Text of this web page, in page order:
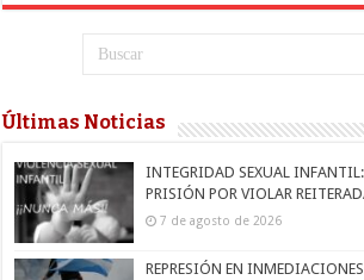
Últimas Noticias
INTEGRIDAD SEXUAL
PRISIÓN POR VIOLAR
7 de agosto de 2026
REPRESIÓN EN